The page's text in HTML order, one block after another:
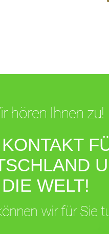
hören Ihnen zu!
DIE WELT!
wir für Sie